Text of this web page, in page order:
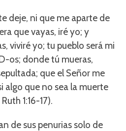
deje, ni que me aparte de
que vayas, iré yo; y
viviré yo; tu pueblo será mi
os; donde tú mueras,
que el Señor me
algo que no sea la muerte
1:16-17).
de sus penurias solo de